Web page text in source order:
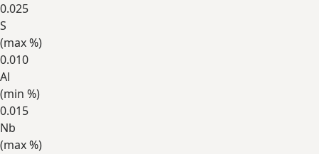
0.025
S
(max%)
0.010
Al
(min %)
0.015
Nb
(max%)